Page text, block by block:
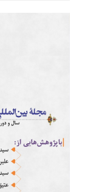
Article